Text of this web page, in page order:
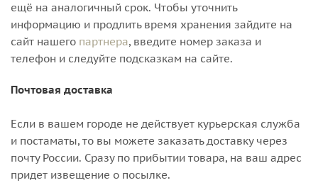
ещё на аналогичный срок. Чтобы уточнить
информацию и продлить время хранения зайдите на
сайт нашего партнера, введите номер заказа и
телефон и следуйте подсказкам на сайте.
Почтовая доставка
Если в вашем городе не действует курьерская служба
и постаматы, то вы можете заказать доставку через
почту России. Сразу по прибытии товара, на ваш адрес
придет извещение о посылке.